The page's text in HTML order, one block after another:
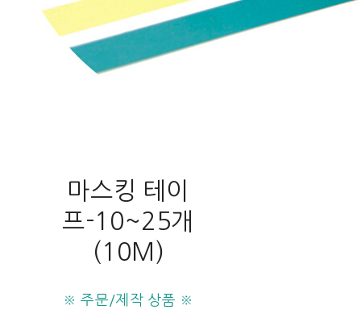
마스킹 테이
프-10~25개
(10M)
※ 주문/제작 상품 ※